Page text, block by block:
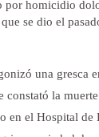
homicidio
se dio el
una gresca
constató la
en el Hospital de